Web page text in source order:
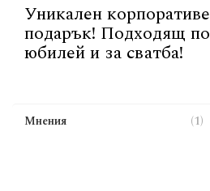
Уникален
подарък! Подходящ
юбилей и за сватба!
Мнения 1